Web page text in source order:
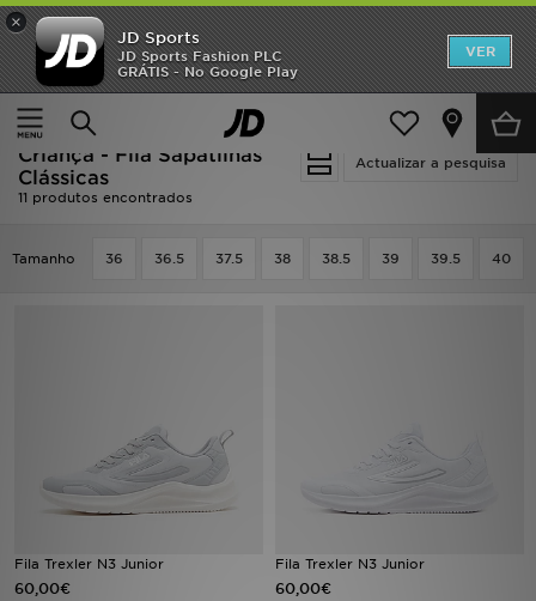
×
JD Sports
JD Sports Fashion PLC
GRÁTIS - No Google Play
VER
Página principal
Criança
Actualizar a pesquisa
Criança - Fila Sapatilhas
Clássicas
11 produtos encontrados
Tamanho 36 36.5 37.5 38 38.5 39 39.5 40
Fila Trexler N3 Junior
60,00€
Fila Trexler N3 Junior
60,00€
INÍCIO
Promoções
NOVIDADES
HOMEM
MULHER
FUTEBOL JD
LOCALIZADOR DE LOJAS